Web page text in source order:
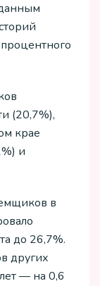
(20,7%),
крае
и
в
до 26,7%.
других
— на 0,6